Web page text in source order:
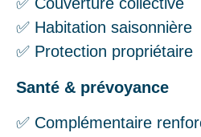
✅ Habitation saisonnière
✅ Protection propriétaire
Santé & prévoyance
✅ Complémentaire